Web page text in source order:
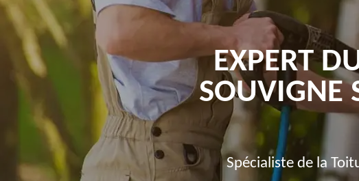
EXPERT
SOUVIGNE
Spécialiste de la